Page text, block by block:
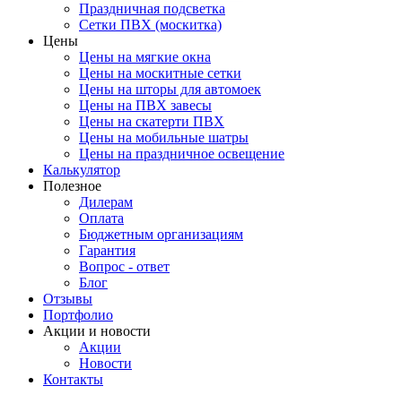
Праздничная подсветка
Сетки ПВХ (москитка)
Цены
Цены на мягкие окна
Цены на москитные сетки
Цены на шторы для автомоек
Цены на ПВХ завесы
Цены на скатерти ПВХ
Цены на мобильные шатры
Цены на праздничное освещение
Калькулятор
Полезное
Дилерам
Оплата
Бюджетным организациям
Гарантия
Вопрос - ответ
Блог
Отзывы
Портфолио
Акции и новости
Акции
Новости
Контакты